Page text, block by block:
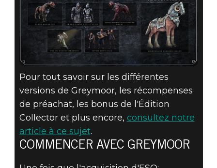
Pour tout savoir sur les différentes
versions de Greymoor, les récompenses
de préachat, les bonus de l'Édition
Collector et plus encore, consultez notre
article à ce sujet.
COMMENCER AVEC GREYMOOR